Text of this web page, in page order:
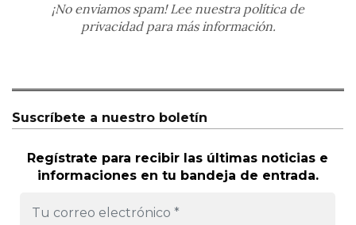
¡No enviamos spam! Lee nuestra política de
privacidadpara más información.
Suscríbete a nuestro boletín
Regístrate para recibir las últimas noticias e
informaciones en tu bandeja de entrada.